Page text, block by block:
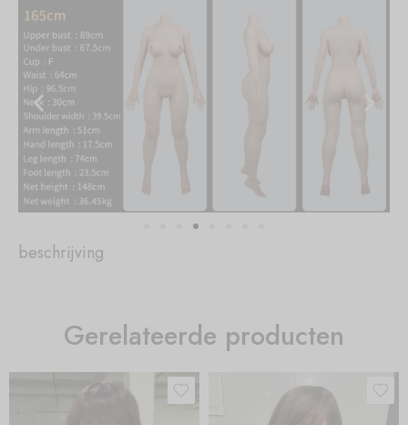
beschrijving
Gerelateerde producten